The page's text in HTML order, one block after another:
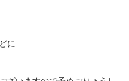
に